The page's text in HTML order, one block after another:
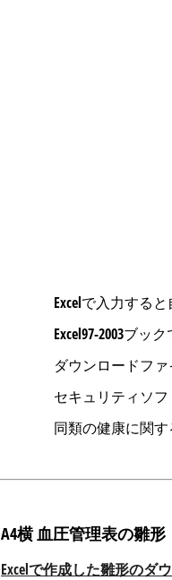
Excelで入力する
Excel97-2003ブッ
ダウンロードフ
セキュリティソフ
同類の健康に関
A4横 血圧管理表の雛形
Excelで作成した雛形のダ